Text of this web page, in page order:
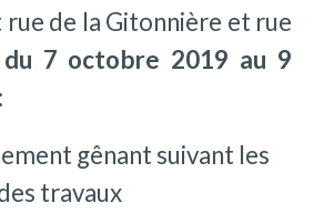
de la Gitonnière et rue
du 7 octobre 2019 au 9
gênant suivant les
travaux